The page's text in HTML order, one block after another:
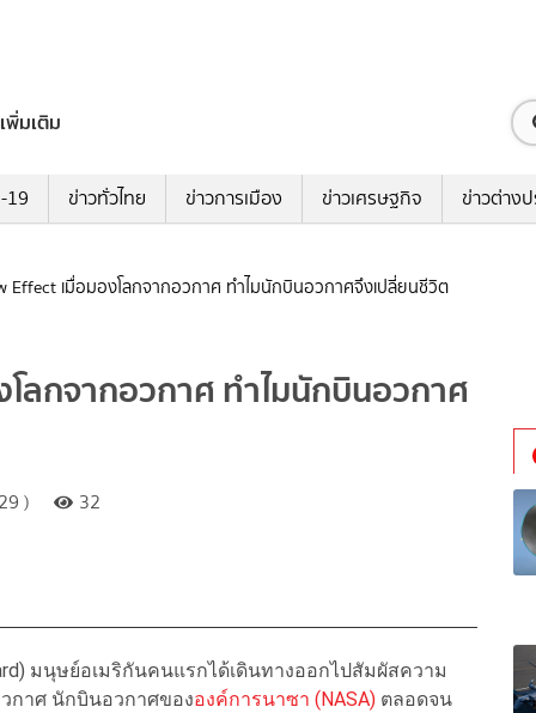
เพิ่มเติม
19 ข่าวทั่วไทย ข่าวการเมือง ข่าวเศรษฐกิจ ข่าวต่างป
Effect เมื่อมองโลกจากอวกาศ ทำไมนักบินอวกาศจึงเปลี่ยนชีวิต
ลกจากอวกาศ ทำไมนักบินอวกาศ
) 32
มนุษย์อเมริกันคนแรกได้เดินทางออกไปสัมผัสความ
วกาศ นักบินอวกาศขององค์การนาซา (NASA) ตลอดจน